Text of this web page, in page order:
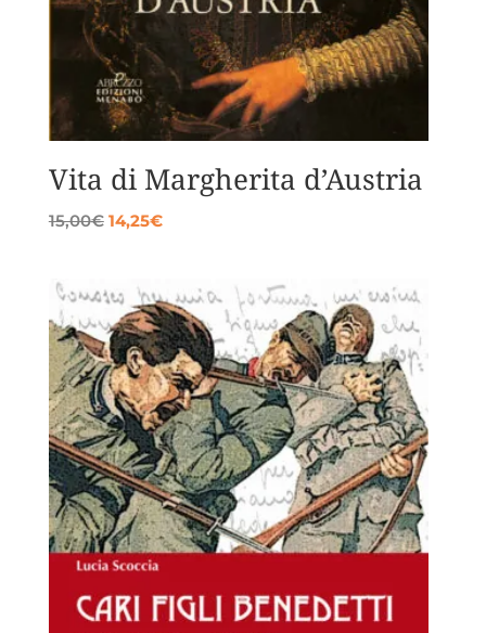
Vita di Margherita d’Austria
15,00€ Il
era:
15,00€.
14,25€Il
è:
14,25€.